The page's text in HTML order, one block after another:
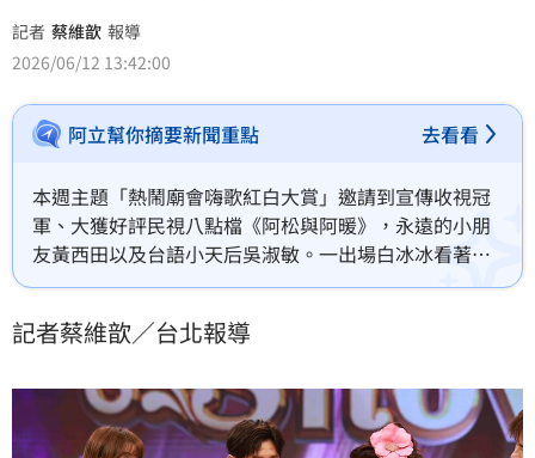
記者 蔡維歆 報導
2026/06/12 13:42:00
阿立幫你摘要新聞重點 去看看
本週主題「熱鬧廟會嗨歌紅白大賞」邀請到宣傳收視冠
軍、大獲好評民視八點檔《阿松與阿暖》，永遠的小朋
友黃西田以及台語小天后吳淑敏。一出場白冰冰看著黃
西田說：「能讓我叫哥哥的人，真的不多了」，出道45
年」，超資深「工作年資」讓全場驚呼！蔡維歆
記者蔡維歆／台北報導